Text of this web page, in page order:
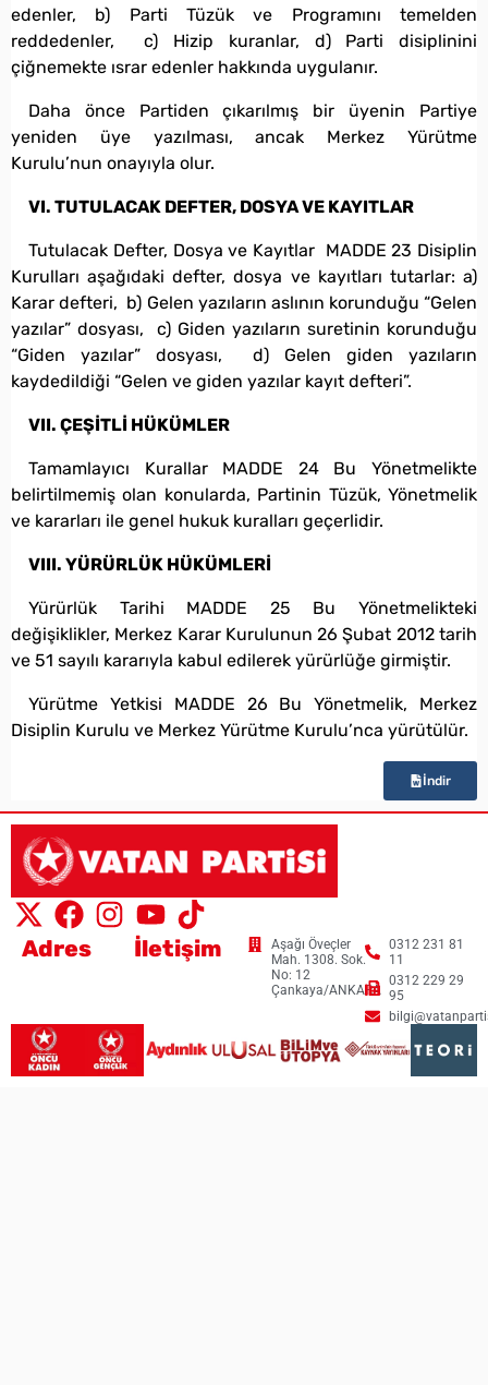
edenler, b) Parti Tüzük ve Programını temelden
reddedenler, c) Hizip kuranlar, d) Parti disiplinini
çiğnemekte ısrar edenler hakkında uygulanır.
Daha önce Partiden çıkarılmış bir üyenin Partiye
yeniden üye yazılması, ancak Merkez Yürütme
Kurulu’nun onayıyla olur.
VI. TUTULACAK DEFTER, DOSYA VE KAYITLAR
Tutulacak Defter, Dosya ve Kayıtlar MADDE 23 Disiplin
Kurulları aşağıdaki defter, dosya ve kayıtları tutarlar: a)
Karar defteri, b) Gelen yazıların aslının korunduğu “Gelen
yazılar” dosyası, c) Giden yazıların suretinin korunduğu
“Giden yazılar” dosyası, d) Gelen giden yazıların
kaydedildiği “Gelen ve giden yazılar kayıt defteri”.
VII. ÇEŞİTLİ HÜKÜMLER
Tamamlayıcı Kurallar MADDE 24 Bu Yönetmelikte
belirtilmemiş olan konularda, Partinin Tüzük, Yönetmelik
ve kararları ile genel hukuk kuralları geçerlidir.
VIII. YÜRÜRLÜK HÜKÜMLERİ
Yürürlük Tarihi MADDE 25 Bu Yönetmelikteki
değişiklikler, Merkez Karar Kurulunun 26 Şubat 2012 tarih
ve 51 sayılı kararıyla kabul edilerek yürürlüğe girmiştir.
Yürütme Yetkisi MADDE 26 Bu Yönetmelik, Merkez
Disiplin Kurulu ve Merkez Yürütme Kurulu’nca yürütülür.
İndir
Adres
Aşağı Öveçler
Mah. 1308. Sok.
No: 12
Çankaya/ANKARA
İletişim
0312 231 81
11
0312 229 29
95